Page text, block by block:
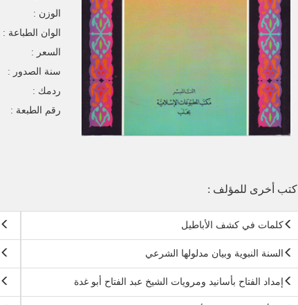
الوزن :
الوان الطباعة :
السعر :
سنة الصدور :
ردمك :
رقم الطبعة :
كتب أخرى للمؤلف :
كلمات في كشف الأباطيل
السنة النبوية وبيان مدلولها الشرعي
إمداد الفتاح بأسانيد ومرويات الشيخ عبد الفتاح أبو غدة